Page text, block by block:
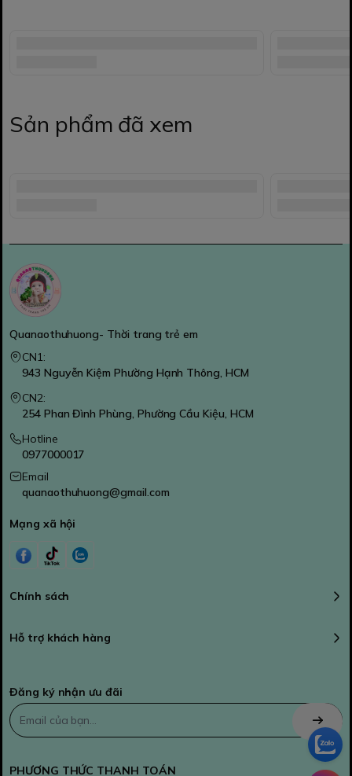
Sản phẩm đã xem
Quanaothuhuong- Thời trang trẻ em
CN1:
943 Nguyễn Kiệm Phường Hạnh Thông, HCM
CN2:
254 Phan Đình Phùng, Phường Cầu Kiệu, HCM
Hotline
0977000017
Email
quanaothuhuong@gmail.com
Mạng xã hội
Chính sách
Hỗ trợ khách hàng
Đăng ký nhận ưu đãi
PHƯƠNG THỨC THANH TOÁN